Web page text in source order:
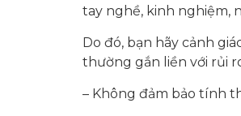
tay nghề, kinh nghiệm,
Do đó, bạn hãy cảnh
thường gắn liền với rủi
– Không đảm bảo tính